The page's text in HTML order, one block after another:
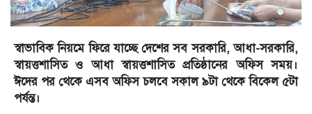
স্বাভাবিক নিয়মে ফিরে যাচ্ছে দেশের সব সরকারি, আধা-সরকারি,
স্বায়ত্তশাসিত ও আধা স্বায়ত্তশাসিত প্রতিষ্ঠানের অফিস সময়।
ঈদের পর থেকে এসব অফিস চলবে সকাল ৯টা থেকে বিকেল ৫টা
পর্যন্ত।